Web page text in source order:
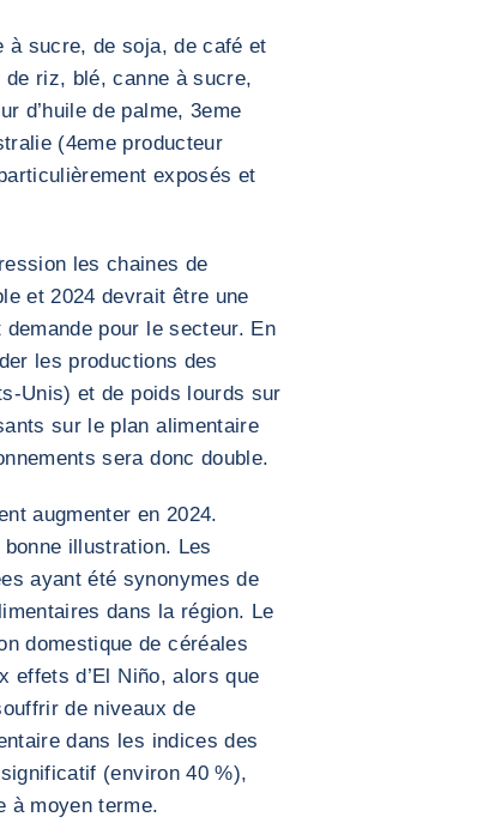
à sucre, de soja, de café et
de riz, blé, canne à sucre,
d’huile de palme, 3eme
(4eme producteur
exposés et
les chaines de
et 2024 devrait être une
pour le secteur. En
les productions des
Unis) et de poids lourds sur
sur le plan alimentaire
sera donc double.
augmenter en 2024.
illustration. Les
ayant été synonymes de
dans la région. Le
domestique de céréales
effets d’El Niño, alors que
de niveaux de
dans les indices des
(environ 40 %),
à moyen terme.